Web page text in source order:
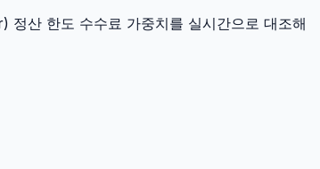
산 한도 수수료 가중치를 실시간으로 대조해